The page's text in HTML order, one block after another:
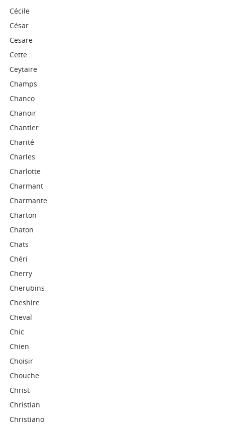
Cécile
César
Cesare
Cette
Ceytaire
Champs
Chanco
Chanoir
Chantier
Charité
Charles
Charlotte
Charmant
Charmante
Charton
Chaton
Chats
Chéri
Cherry
Cherubins
Cheshire
Cheval
Chic
Chien
Choisir
Chouche
Christ
Christian
Christiano